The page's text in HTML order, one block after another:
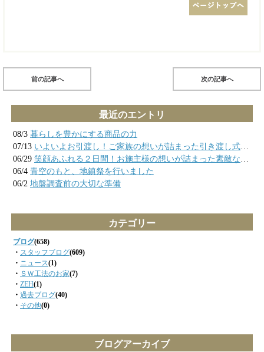
前の記事へ 次の記事へ
最近のエントリ
08/3 暮らしを豊かにする商品の力
07/13 いよいよお引渡し！ご家族の想いが詰まった引き渡し式の様子
06/29 笑顔あふれる２日間！お施主様の想いが詰まった素敵なお家が完成しました
06/4 青空のもと、地鎮祭を行いました
06/2 地盤調査前の大切な準備
カテゴリー
ブログ(658)
・ スタッフブログ(609)
・ ニュース(1)
・ ＳＷ工法のお家(7)
・ ZEH(1)
・ 過去ブログ(40)
・ その他(0)
ブログアーカイブ